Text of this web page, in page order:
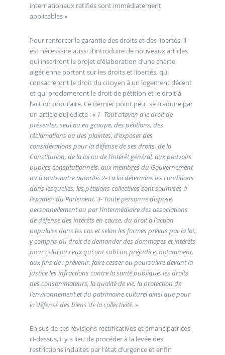
internationaux ratifiés sont immédiatement
applicables »
Pour renforcer la garantie des droits et des libertés, il
est nécessaire aussi d’introduire de nouveaux articles
qui inscriront le projet d’élaboration d’une charte
algérienne portant sur les droits et libertés, qui
consacreront le droit du citoyen à un logement décent
et qui proclameront le droit de pétition et le droit à
l’action populaire. Ce dernier point peut se traduire par
un article qui édicte : « 1- Tout citoyen a le droit de
présenter, seul ou en groupe, des pétitions, des
réclamations ou des plaintes, d’exposer des
considérations pour la défense de ses droits, de la
Constitution, de la loi ou de l’intérêt général, aux pouvoirs
publics constitutionnels, aux membres du Gouvernement
ou à toute autre autorité. 2- La loi détermine les conditions
dans lesquelles, les pétitions collectives sont soumises à
l’examen du Parlement. 3- Toute personne dispose,
personnellement ou par l’intermédiaire des associations
de défense des intérêts en cause, du droit à l’action
populaire dans les cas et selon les formes prévus par la loi,
y compris du droit de demander des dommages et intérêts
pour celui ou ceux qui ont subi un préjudice, notamment,
aux fins de : prévenir, faire cesser ou poursuivre devant la
justice les infractions contre la santé publique, les droits
des consommateurs, la qualité de vie, la protection de
l’environnement et du patrimoine culturel ainsi que pour
la défense des biens de la collectivité. »
En sus de ces révisions rectificatives et émancipatrices
ci-dessus, il y a lieu de procéder à la levée des
restrictions induites par l’état d’urgence et enfin